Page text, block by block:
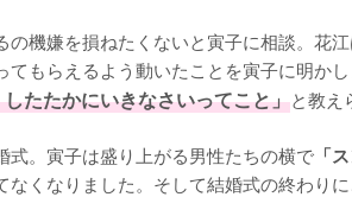
の機嫌を損ねたくないと寅子に相談。花
てもらえるよう動いたことを寅子に明か
たたかにいきなさいってこと」と教え
式。寅子は盛り上がる男性たちの横で 「
なくなりました。そして結婚式の終わり